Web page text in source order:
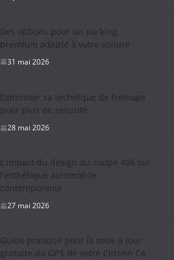
Des options pour un parking
premium adapté à votre voiture
31 mai 2026
Optimiser sa technique de freinage
pour plus de sécurité
28 mai 2026
L’impact du design du coupé 406 sur
l’esthétique automobile
contemporaine
27 mai 2026
Guide pratique pour la mise à jour
gratuite du GPS de votre Citroën C4